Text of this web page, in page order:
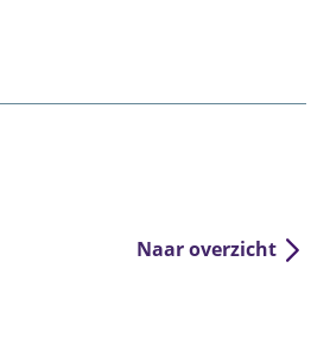
Naar overzicht